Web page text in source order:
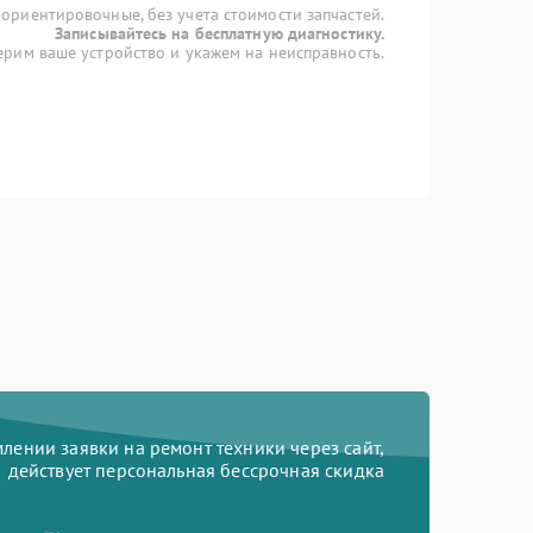
без учета стоимости запчастей.
Записывайтесь на бесплатную диагностику.
ваше устройство и укажем на неисправность.
заявки на ремонт техники через сайт,
действует персональная бессрочная скидка